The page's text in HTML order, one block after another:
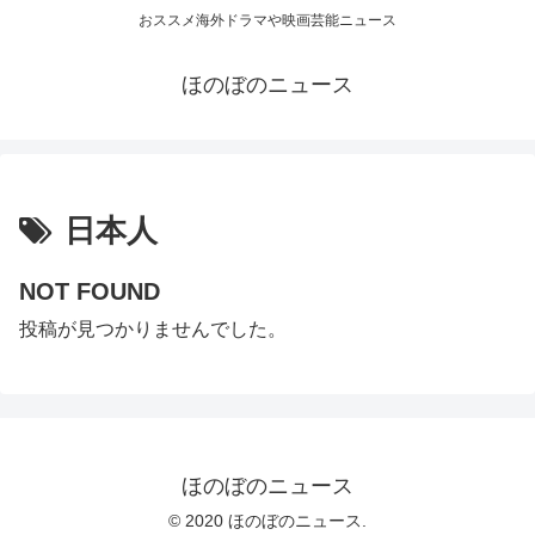
おススメ海外ドラマや映画芸能ニュース
ほのぼのニュース
日本人
NOT FOUND
投稿が見つかりませんでした。
ほのぼのニュース
© 2020 ほのぼのニュース.